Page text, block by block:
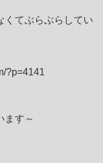
くてぶらぶらしてい
?p=4141
ます～